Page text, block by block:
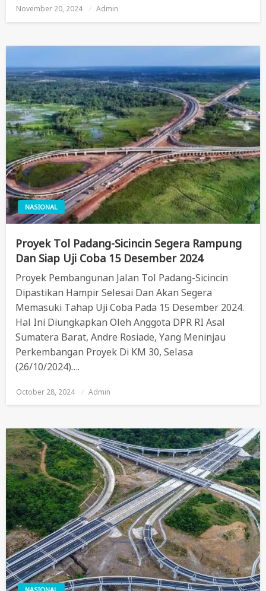
Posted
November 20, 2024 Admin
NASIONAL
Proyek Tol Padang-Sicincin Segera Rampung
Dan Siap Uji Coba 15 Desember 2024
Proyek Pembangunan Jalan Tol Padang-Sicincin
Dipastikan Hampir Selesai Dan Akan Segera
Memasuki Tahap Uji Coba Pada 15 Desember 2024.
Hal Ini Diungkapkan Oleh Anggota DPR RI Asal
Sumatera Barat, Andre Rosiade, Yang Meninjau
Perkembangan Proyek Di KM 30, Selasa
(26/10/2024)….
Posted
October 28, 2024 Admin